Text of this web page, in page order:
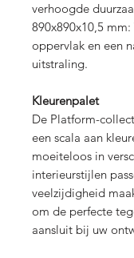
verhoogde
890x890x10,5
oppervlak en een
uitstraling.
Kleurenpalet
De Platform-
een scala aan
moeiteloos in
interieurstijlen
veelzijdigheid
om de perfecte
aansluit bij uw